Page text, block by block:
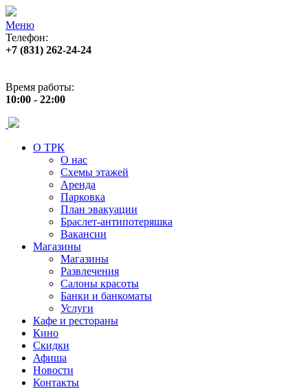
Меню
Телефон:
+7 (831) 262-24-24
Время работы:
10:00 - 22:00
О ТРК
О нас
Схемы этажей
Аренда
Парковка
План эвакуации
Браслет-антипотеряшка
Вакансии
Магазины
Магазины
Развлечения
Салоны красоты
Банки и банкоматы
Услуги
Кафе и рестораны
Кино
Скидки
Афиша
Новости
Контакты